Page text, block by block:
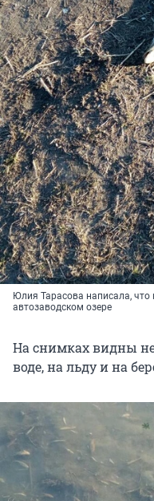
Юлия Тарасова написала,
автозаводском озере
На снимках видны
воде, на льду и на